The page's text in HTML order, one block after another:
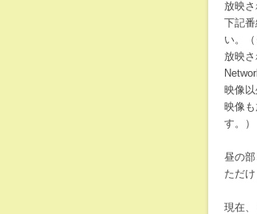
放映
下記
い。
放映さ
映像
映像も
す。）
昼の
ただけ
現在